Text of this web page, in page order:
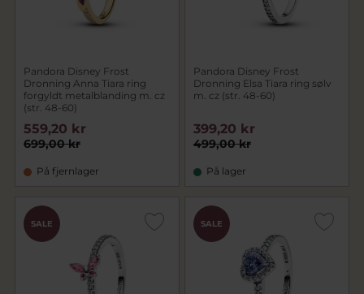
Pandora Disney Frost
Dronning Anna Tiara ring
forgyldt metalblanding m. cz
(str. 48-60)
699,00 kr
559,20 kr
På fjernlager
Pandora Disney Frost
Dronning Elsa Tiara ring sølv
m. cz (str. 48-60)
499,00 kr
399,20 kr
På lager
SALE SALE